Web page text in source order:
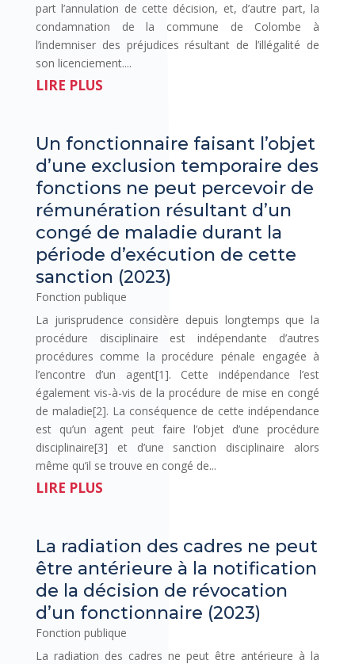
part l’annulation de cette décision, et, d’autre part, la
condamnation de la commune de Colombe à
l’indemniser des préjudices résultant de l’illégalité de
son licenciement....
LIRE PLUS
Un fonctionnaire faisant l’objet
d’une exclusion temporaire des
fonctions ne peut percevoir de
rémunération résultant d’un
congé de maladie durant la
période d’exécution de cette
sanction (2023)
Fonction publique
La jurisprudence considère depuis longtemps que la
procédure disciplinaire est indépendante d’autres
procédures comme la procédure pénale engagée à
l’encontre d’un agent[1]. Cette indépendance l’est
également vis-à-vis de la procédure de mise en congé
de maladie[2]. La conséquence de cette indépendance
est qu’un agent peut faire l’objet d’une procédure
disciplinaire[3] et d’une sanction disciplinaire alors
même qu’il se trouve en congé de...
LIRE PLUS
La radiation des cadres ne peut
être antérieure à la notification
de la décision de révocation
d’un fonctionnaire (2023)
Fonction publique
La radiation des cadres ne peut être antérieure à la